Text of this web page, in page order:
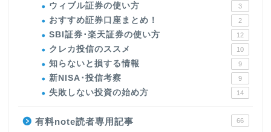
ウィブル証券の使い方 3
おすすめ証券口座まとめ！ 2
SBI証券･楽天証券の使い方 12
クレカ投信のススメ 10
知らないと損する情報 9
新NISA･投信考察 9
失敗しない投資の始め方 14
有料note読者専用記事 66